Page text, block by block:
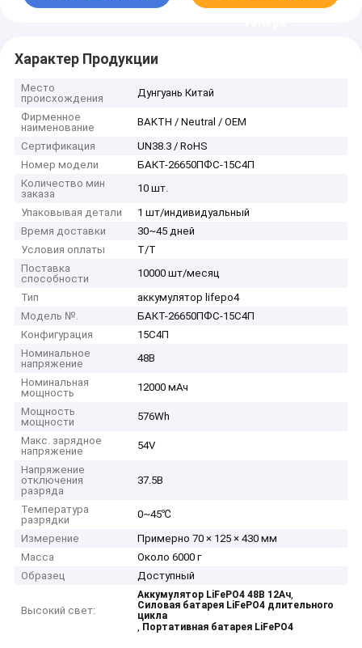
Характер Продукции
Место
происхождения
Дунгуань Китай
Фирменное
наименование
BAKTH / Neutral / OEM
Сертификация
UN38.3 / RoHS
Номер модели
БАКТ-26650ПФС-15С4П
Количество мин
заказа
10 шт.
Упаковывая детали
1 шт/индивидуальный
Время доставки
30~45 дней
Условия оплаты
Т/Т
Поставка
способности
10000 шт/месяц
Тип
аккумулятор lifepo4
Модель №.
БАКТ-26650ПФС-15С4П
Конфигурация
15С4П
Номинальное
напряжение
48В
Номинальная
мощность
12000 мАч
Мощность
мощности
576Wh
Макс. зарядное
напряжение
54V
Напряжение
отключения
разряда
37.5В
Температура
разрядки
0~45℃
Измерение
Примерно 70 × 125 × 430 мм
Масса
Около 6000 г
Образец
Доступный
Высокий свет:
Аккумулятор LiFePO4 48В 12Ач,
Силовая батарея LiFePO4 длительного
цикла
, Портативная батарея LiFePO4